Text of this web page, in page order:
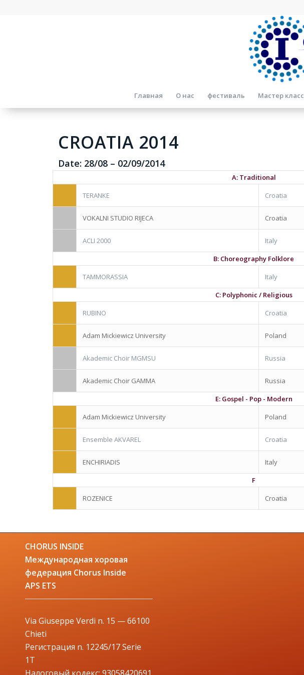
Главная О нас фестиваль Мастер класс
CROATIA 2014
Date: 28/08– 02/09/2014
A: Traditional
TERANKE
Croatia
VOKALNI STUDIO RIJECA Croatia
ACLI 2000 Italy
B: Choreography Folklore
TAMMORASSIA
Italy
C: Polyphonic / Religious
RUBINO
Croatia
Adam Mickiewicz University Poland
Akademic Choir MGMSU Russia
Akademic Choir GAMMA Russia
E: Gospel - Pop - Modern
Adam Mickiewicz University
Poland
Ensemble AKVAREL Croatia
ENCHIRIADIS Italy
F
ROZENICE
Croatia
CHORUS INSIDE
Международная хоровая
федерация Chorus Inside
APS ETS
Via Giuseppe Verdi n. 15 — 66100
Chieti
Регистрация n. 12245/17 Serie
1T